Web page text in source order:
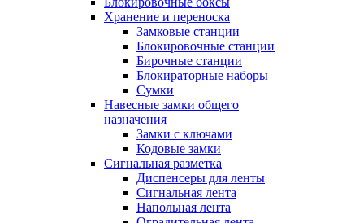
Хранение и переноска
Замковые станции
Блокировочные станции
Бирочные станции
Блокираторные наборы
Сумки
Навесные замки общего
назначения
Замки с ключами
Кодовые замки
Сигнальная разметка
Диспенсеры для ленты
Сигнальная лента
Напольная лента